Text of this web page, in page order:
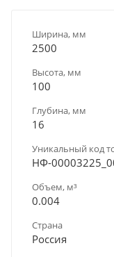
Ширина, мм
2500
Высота, мм
100
Глубина, мм
16
Уникальный код
НФ-
Объем, м³
0.004
Страна
Россия